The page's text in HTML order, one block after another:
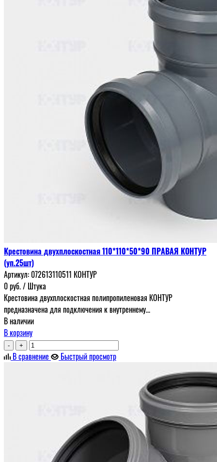
Крестовина двухплоскостная 110*110*50*90 ПРАВАЯ КОНТУР
(уп.25шт)
Артикул: 072613110511 КОНТУР
0руб./ Штука
Крестовина двухплоскостная полипропиленовая КОНТУР
предназначена для подключения к внутреннему...
В наличии
В корзину
- +
В сравнение Быстрый просмотр